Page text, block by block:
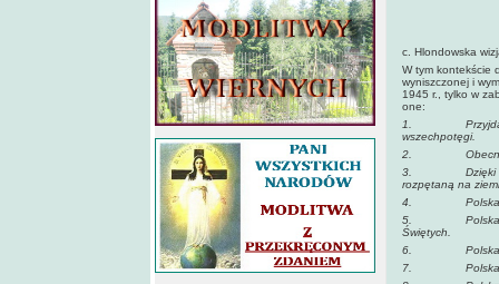
c. Hlondowska
W tym kontekście
wyniszczonej i
1945 r., tylko w
one:
1.
wszechpotęgi.
2.
3. Dzięki
rozpętaną na
4.
5.
Świętych.
6.
7.